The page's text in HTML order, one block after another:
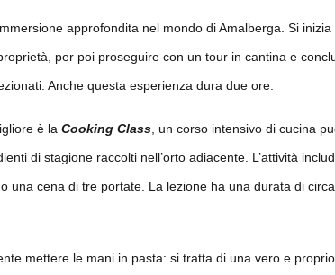
approfondita nel mondo di Amalberga. Si
per poi proseguire con un tour in cantina e
Anche questa esperienza dura due ore.
è la Cooking Class , un corso intensivo di cucina
di stagione raccolti nell’orto adiacente. L’attività
una cena di tre portate. La lezione ha una durata di
mettere le mani in pasta: si tratta di una vero e